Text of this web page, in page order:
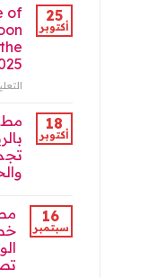
25
أكتوبر
of
18
أكتوبر
16
سبتمبر